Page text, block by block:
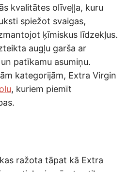
kvalitātes olīveļļa, kuru
spiežot svaigas,
ķīmiskus līdzekļus.
augļu garša ar
patīkamu asumiņu.
kategorijām, Extra Virgin
, kuriem piemīt
ražota tāpat kā Extra